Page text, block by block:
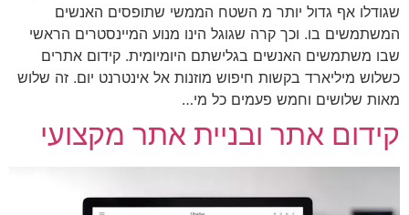
שגודלו אף גדול יותר מ השטח הממשי שתופסים האנשים
המשתמשים בו. וכך קרה שגוגל הינו מנוע המיינסטרים הראשי
שבו משתמשים האנשים בגלישתם היומיומית. קידום אתרים
כשלוש מיליארד בקשות חיפוש מוזנות אל אינטרנט יום. זה שלוש
מאות שלושים וחמש פעמים כל מי…
קידום אתר ובניית אתר מקצועי